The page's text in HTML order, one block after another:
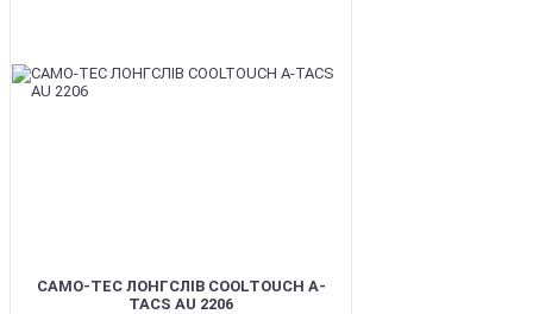
CAMO-TEC ЛОНГСЛІВ COOLTOUCH A-
TACS AU 2206